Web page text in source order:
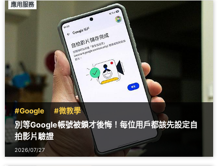
應用服務
#Google #微教學
別等Google帳號被鎖才後悔！每位用戶都該先設定自
拍影片驗證
2026/07/27